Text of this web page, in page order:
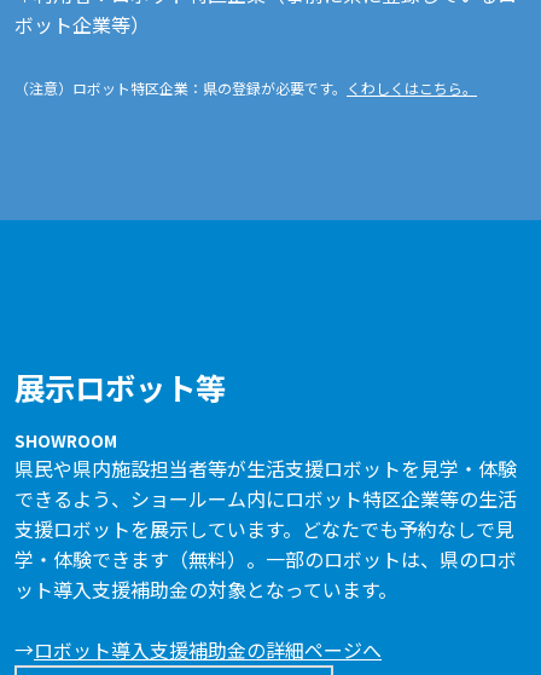
ボット企業等）
（注意）ロボット特区企業：県の登録が必要です。 くわしくはこちら。
展示ロボット等
SHOWROOM
県民や県内施設担当者等が生活支援ロボットを見学・体験
できるよう、ショールーム内にロボット特区企業等の生活
支援ロボットを展示しています。どなたでも予約なしで見
学・体験できます（無料）。一部のロボットは、県のロボ
ット導入支援補助金の対象となっています。
→ロボット導入支援補助金の詳細ページへ